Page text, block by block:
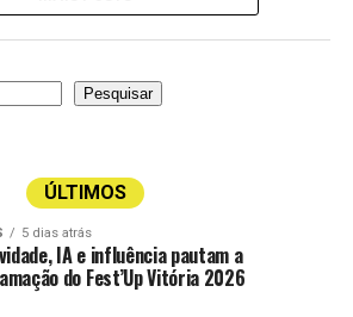
Pesquisar
ÚLTIMOS
5 dias atrás
IA e influência pautam a
do Fest’Up Vitória 2026